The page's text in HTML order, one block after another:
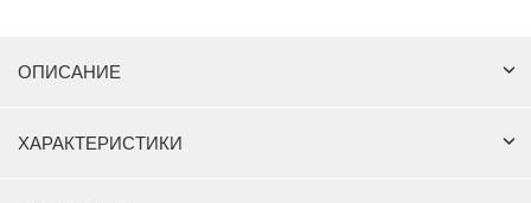
ОПИСАНИЕ
ХАРАКТЕРИСТИКИ